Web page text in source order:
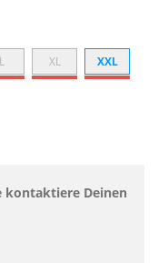
L XL XXL
kontaktiere Deinen